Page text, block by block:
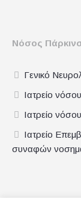
Νόσος
Γενικό
Ιατρείο
Ιατρείο
Ιατρείο
συναφών